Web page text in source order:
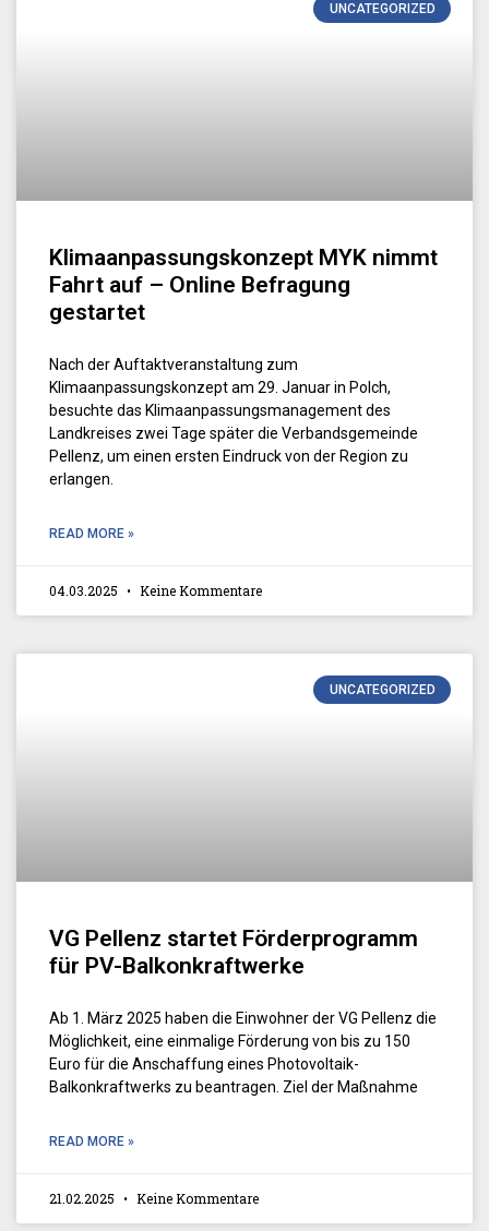
UNCATEGORIZED
Klimaanpassungskonzept MYK nimmt
Fahrt auf – Online Befragung
gestartet
Nach der Auftaktveranstaltung zum
Klimaanpassungskonzept am 29. Januar in Polch,
besuchte das Klimaanpassungsmanagement des
Landkreises zwei Tage später die Verbandsgemeinde
Pellenz, um einen ersten Eindruck von der Region zu
erlangen.
READ MORE »
04.03.2025 Keine Kommentare
UNCATEGORIZED
VG Pellenz startet Förderprogramm
für PV-Balkonkraftwerke
Ab 1. März 2025 haben die Einwohner der VG Pellenz die
Möglichkeit, eine einmalige Förderung von bis zu 150
Euro für die Anschaffung eines Photovoltaik-
Balkonkraftwerks zu beantragen. Ziel der Maßnahme
READ MORE »
21.02.2025 Keine Kommentare